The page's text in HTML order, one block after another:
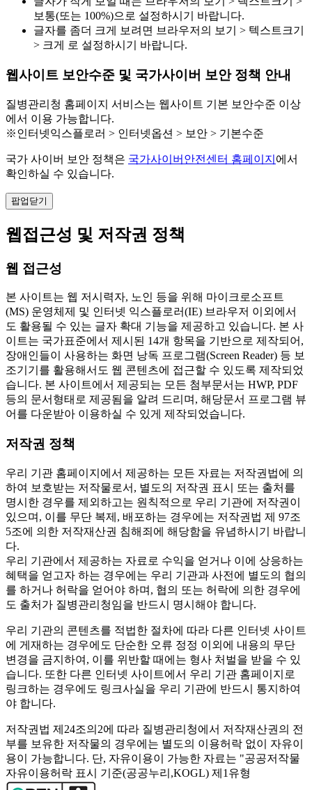
보통(또는 100%)으로 설정하시기 바랍니다.
글자를 좀더 크게 보려면 브라우저의 보기 > 텍스트크기
> 크게 로 설정하시기 바랍니다.
웹사이트 보안수준 및 국가사이버 보안 정책 안내
질병관리청 홈페이지 서비스는 웹사이트 기본 보안수준 이상
에서 이용 가능합니다.
※인터넷익스플로러 > 인터넷옵션 > 보안 > 기본수준
국가 사이버 보안 정책은 국가사이버안전센터 홈페이지 에서
확인하실 수 있습니다.
팝업닫기
웹접근성 및 저작권 정책
웹 접근성
본 사이트는 웹 저시력자, 노인 등을 위해 마이크로소프트
(MS) 운영체제 및 인터넷 익스플로러(IE) 브라우저 이외에서
도 활용될 수 있는 글자 확대 기능을 제공하고 있습니다. 본 사
이트는 국가표준에서 제시된 14개 항목을 기반으로 제작되어,
장애인들이 사용하는 화면 낭독 프로그램(Screen Reader) 등 보
조기기를 활용해서도 웹 콘텐츠에 접근할 수 있도록 제작되었
습니다. 본 사이트에서 제공되는 모든 첨부문서는 HWP, PDF
등의 문서형태로 제공됨을 알려 드리며, 해당문서 프로그램 뷰
어를 다운받아 이용하실 수 있게 제작되었습니다.
저작권 정책
우리 기관 홈페이지에서 제공하는 모든 자료는 저작권법에 의
하여 보호받는 저작물로서, 별도의 저작권 표시 또는 출처를
명시한 경우를 제외하고는 원칙적으로 우리 기관에 저작권이
있으며, 이를 무단 복제, 배포하는 경우에는 저작권법 제 97조
5조에 의한 저작재산권 침해죄에 해당함을 유념하시기 바랍니
다.
우리 기관에서 제공하는 자료로 수익을 얻거나 이에 상응하는
혜택을 얻고자 하는 경우에는 우리 기관과 사전에 별도의 협의
를 하거나 허락을 얻어야 하며, 협의 또는 허락에 의한 경우에
도 출처가 질병관리청임을 반드시 명시해야 합니다.
우리 기관의 콘텐츠를 적법한 절차에 따라 다른 인터넷 사이트
에 게재하는 경우에도 단순한 오류 정정 이외에 내용의 무단
변경을 금지하여, 이를 위반할 때에는 형사 처벌을 받을 수 있
습니다. 또한 다른 인터넷 사이트에서 우리 기관 홈페이지로
링크하는 경우에도 링크사실을 우리 기관에 반드시 통지하여
야 합니다.
저작권법 제24조의2에 따라 질병관리청에서 저작재산권의 전
부를 보유한 저작물의 경우에는 별도의 이용허락 없이 자유이
용이 가능합니다. 단, 자유이용이 가능한 자료는 "공공저작물
자유이용허락 표시 기준(공공누리,KOGL) 제1유형